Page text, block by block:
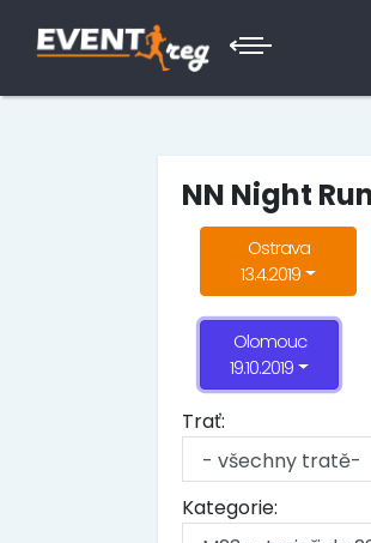
NN Night
Ostrava
13.4.2019
Olomouc
19.10.2019
Trať:
Kategorie: